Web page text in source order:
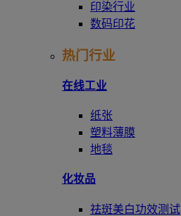
印染行业
数码印花
热门行业
在线工业
纸张
塑料薄膜
地毯
化妆品
祛斑美白功效测试